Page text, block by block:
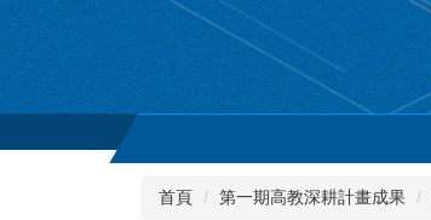
內
首頁 第一期高教深耕計畫成果